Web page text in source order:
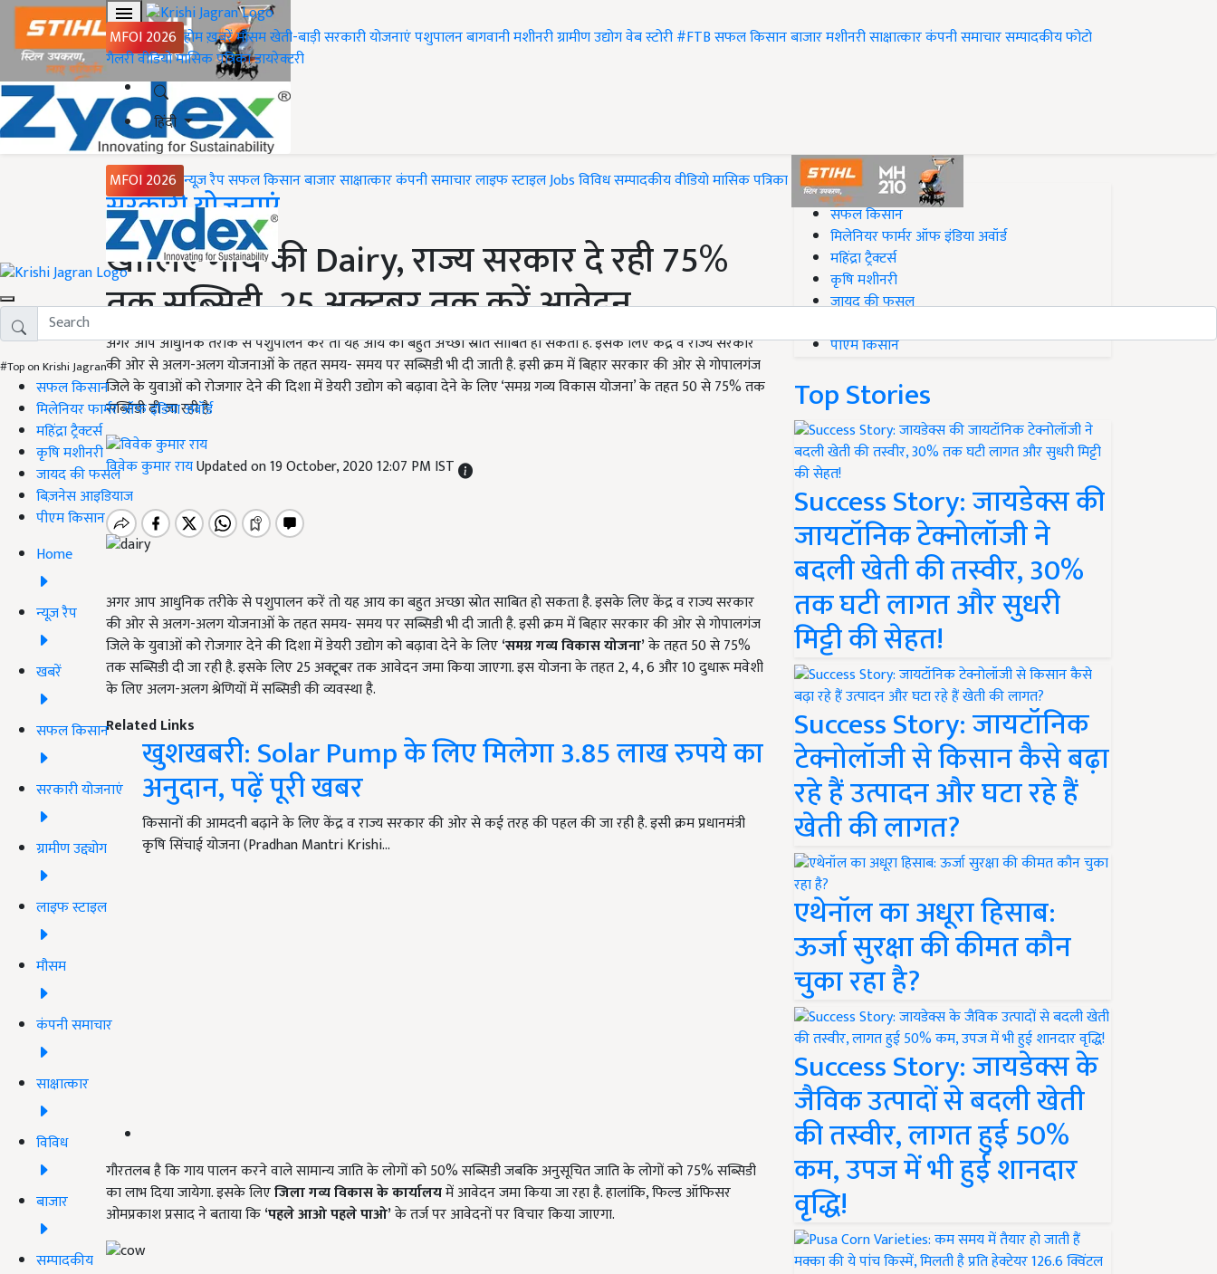
MFOI 2026 होमख़बरेंमौसमखेती-बाड़ीसरकारी योजनाएंपशुपालनबागवानीमशीनरीग्रामीण उद्योगवेब स्टोरी#FTBसफल किसानबाजारमशीनरीसाक्षात्कारकंपनी समाचारसम्पादकीयफोटो
गैलरीवीडियोमासिक पत्रिकाडायरेक्टरी
हिंदी
MFOI 2026 न्यूज़ रैपसफल किसानबाजारसाक्षात्कारकंपनी समाचारलाइफ स्टाइलJobsविविधसम्पादकीयवीडियोमासिक पत्रिका
#Top on Krishi Jagran
सफल किसान
मिलेनियर फार्मर ऑफ इंडिया अवॉर्ड
महिंद्रा ट्रैक्टर्स
कृषि मशीनरी
जायद की फसल
बिज़नेस आइडियाज
पीएम किसान
Home
न्यूज़ रैप
खबरें
सफल किसान
सरकारी योजनाएं
ग्रामीण उद्द्योग
लाइफ स्टाइल
मौसम
कंपनी समाचार
साक्षात्कार
विविध
बाजार
सम्पादकीय
Home
सरकारी योजनाएं
खोलिए गाय की Dairy, राज्य सरकार दे रही 75%
तक सब्सिडी, 25 अक्टूबर तक करें आवेदन
अगर आप आधुनिक तरीके से पशुपालन करें तो यह आय का बहुत अच्छा स्रोत साबित हो सकता है. इसके लिए केंद्र व राज्य सरकार
की ओर से अलग-अलग योजनाओं के तहत समय- समय पर सब्सिडी भी दी जाती है. इसी क्रम में बिहार सरकार की ओर से गोपालगंज
जिले के युवाओं को रोजगार देने की दिशा में डेयरी उद्योग को बढ़ावा देने के लिए ‘समग्र गव्य विकास योजना’ के तहत 50 से 75% तक
सब्सिडी दी जा रही है.
विवेक कुमार रायUpdated on 19 October, 2020 12:07 PM IST
अगर आप आधुनिक तरीके से पशुपालन करें तो यह आय का बहुत अच्छा स्रोत साबित हो सकता है. इसके लिए केंद्र व राज्य सरकार
की ओर से अलग-अलग योजनाओं के तहत समय- समय पर सब्सिडी भी दी जाती है. इसी क्रम में बिहार सरकार की ओर से गोपालगंज
जिले के युवाओं को रोजगार देने की दिशा में डेयरी उद्योग को बढ़ावा देने के लिए‘समग्र गव्य विकास योजना’के तहत 50 से 75%
तक सब्सिडी दी जा रही है. इसके लिए 25 अक्टूबर तक आवेदन जमा किया जाएगा. इस योजना के तहत 2, 4, 6 और 10 दुधारू मवेशी
के लिए अलग-अलग श्रेणियों में सब्सिडी की व्यवस्था है.
Related Links
खुशखबरी: Solar Pump के लिए मिलेगा 3.85 लाख रुपये का
अनुदान, पढ़ें पूरी खबर
किसानों की आमदनी बढ़ाने के लिए केंद्र व राज्य सरकार की ओर से कई तरह की पहल की जा रही है. इसी क्रम प्रधानमंत्री
कृषि सिंचाई योजना (Pradhan Mantri Krishi…
गौरतलब है कि गाय पालन करने वाले सामान्य जाति के लोगों को 50% सब्सिडी जबकि अनुसूचित जाति के लोगों को 75% सब्सिडी
का लाभ दिया जायेगा. इसके लिएजिला गव्य विकास के कार्यालयमें आवेदन जमा किया जा रहा है. हालांकि, फिल्ड ऑफिसर
ओमप्रकाश प्रसाद ने बताया कि‘पहले आओ पहले पाओ’के तर्ज पर आवेदनों पर विचार किया जाएगा.
#Top on Krishi Jagran
सफल किसान
मिलेनियर फार्मर ऑफ इंडिया अवॉर्ड
महिंद्रा ट्रैक्टर्स
कृषि मशीनरी
जायद की फसल
पीएम किसान
Top Stories
Success Story: जायडेक्स की
जायटॉनिक टेक्नोलॉजी ने
बदली खेती की तस्वीर, 30%
तक घटी लागत और सुधरी
मिट्टी की सेहत!
Success Story: जायटॉनिक
टेक्नोलॉजी से किसान कैसे बढ़ा
रहे हैं उत्पादन और घटा रहे हैं
खेती की लागत?
एथेनॉल का अधूरा हिसाब:
ऊर्जा सुरक्षा की कीमत कौन
चुका रहा है?
Success Story: जायडेक्स के
जैविक उत्पादों से बदली खेती
की तस्वीर, लागत हुई 50%
कम, उपज में भी हुई शानदार
वृद्धि!